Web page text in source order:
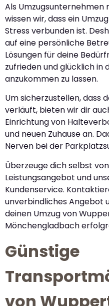
Als Umzugsunternehmen
wissen wir, dass ein
Stress verbunden ist.
auf eine persönliche
Lösungen für deine
zufrieden und glücklich in
anzukommen zu lassen.
Um sicherzustellen, dass
verläuft, bieten wir dir
Einrichtung von
und neuen Zuhause an.
Nerven bei der
Überzeuge dich selbst
Leistungsangebot und
Kundenservice.
unverbindliches Angebot
deinen Umzug von
Mönchengladbach
Günstige
von